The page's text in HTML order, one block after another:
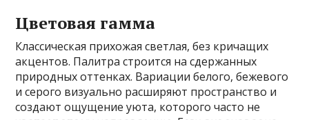
Цветовая гамма
Классическая прихожая светлая, без кричащих
акцентов. Палитра строится на сдержанных
природных оттенках. Вариации белого, бежевого
и серого визуально расширяют пространство и
создают ощущение уюта, которого часто не